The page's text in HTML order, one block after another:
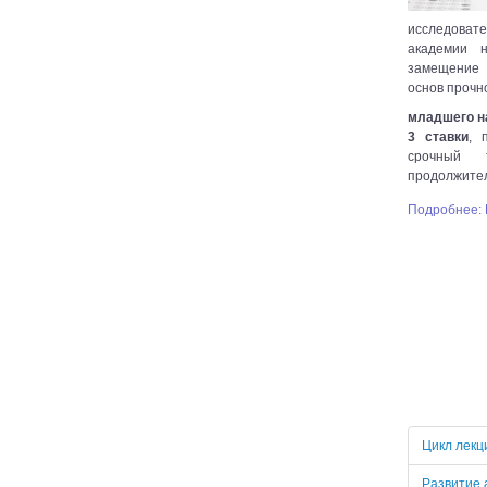
академии
замещение
основ
младшего
3 ставки,
срочный
Подробнее:
Цикл
Развитие